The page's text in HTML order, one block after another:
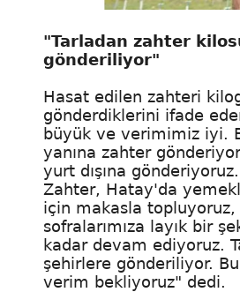
"Tarladan zahter
gönderiliyor"
Hasat edilen zahteri
gönderdiklerini ifade
büyük ve verimimiz iyi.
yanına zahter
yurt dışına
Zahter, Hatay'da
için makasla
sofralarımıza layık bir
kadar devam ediyoruz.
şehirlere gönderiliyor.
verim bekliyoruz" dedi.